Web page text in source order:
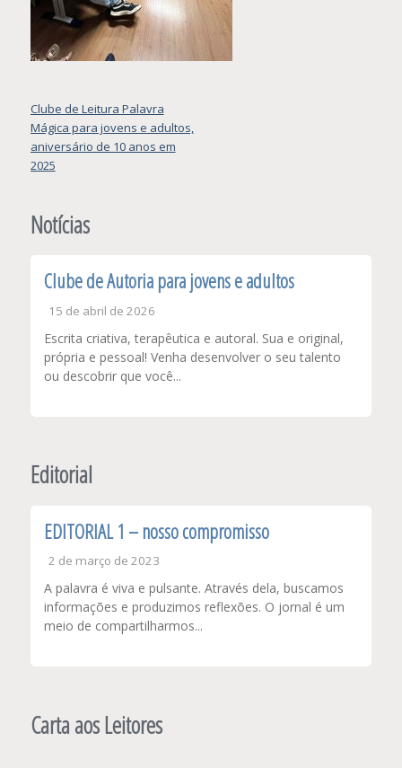
Navegação
de
Post
Clube de Leitura Palavra
Mágica para jovens e adultos,
aniversário de 10 anos em
2025
Notícias
Clube de Autoria para jovens e adultos
15 de abril de 2026
Escrita criativa, terapêutica e autoral. Sua e original,
própria e pessoal! Venha desenvolver o seu talento
ou descobrir que você...
Editorial
EDITORIAL 1 – nosso compromisso
2 de março de 2023
A palavra é viva e pulsante. Através dela, buscamos
informações e produzimos reflexões. O jornal é um
meio de compartilharmos...
Carta aos Leitores